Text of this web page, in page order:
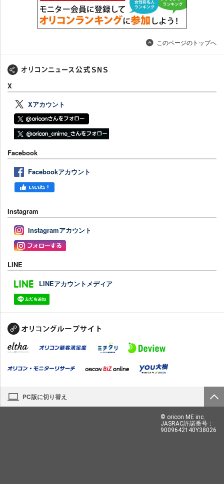
このページのトップへ
X
Xアカウント
Facebook
Facebookアカウント
Instagram
Instagramアカウント
LINE
LINEアカウントメディア
PC版に切り替え
© oricon ME inc.
JASRAC許諾番号：
9009642140Y38026